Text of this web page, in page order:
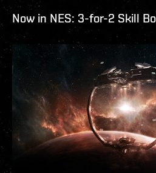
Now in NES: 3-for-2 Skill